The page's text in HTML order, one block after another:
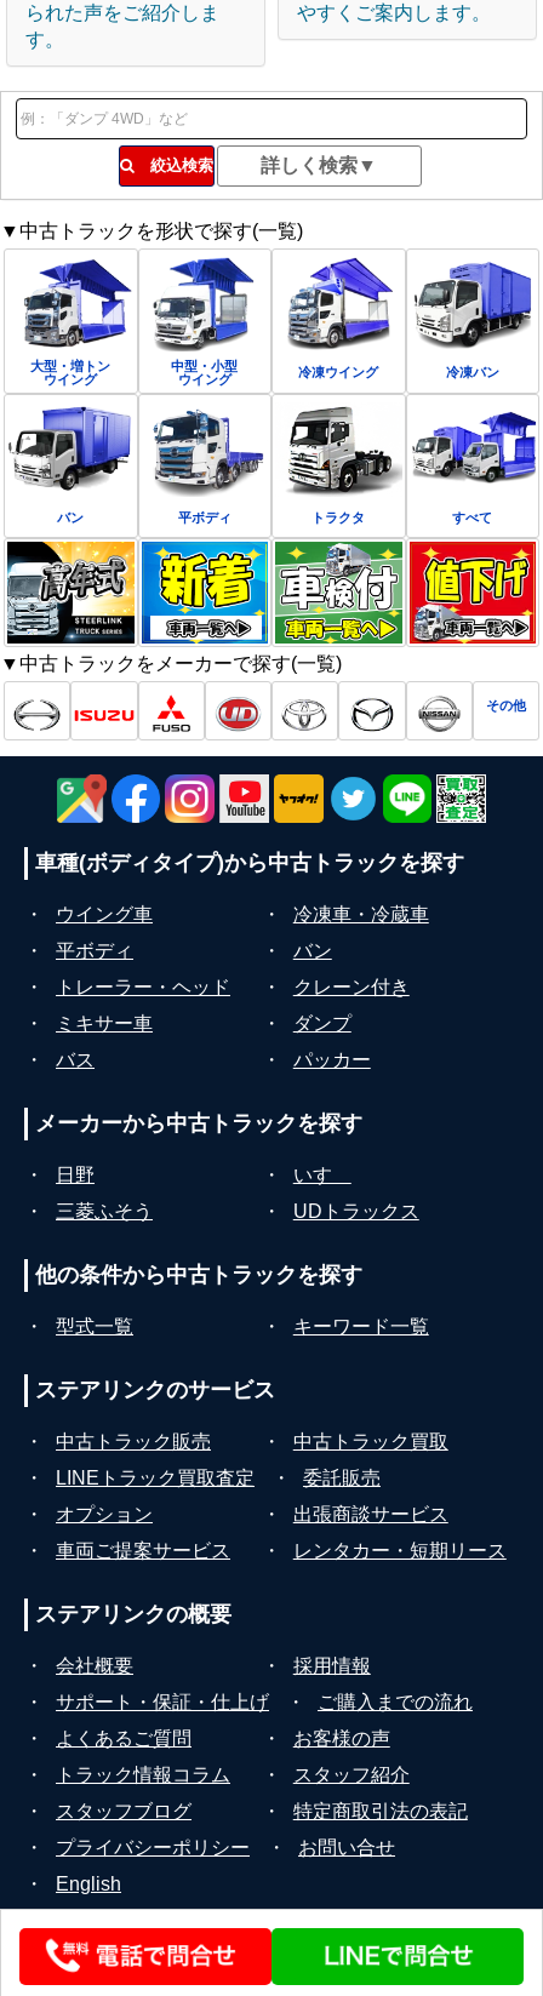
られた声をご紹介しま
す。
やすくご案内します。
絞込検索
▼中古トラックを形状で探す(一覧)
大型・増トン
ウイング
中型・小型
ウイング
冷凍ウイング 冷凍バン
バン 平ボディ トラクタ すべて
▼中古トラックをメーカーで探す(一覧)
その他
車種(ボディタイプ)から中古トラックを探す
・ ウイング車 ・
冷凍車・冷蔵車
・
平ボディ ・
バン
・
トレーラー・ヘッド ・
クレーン付き
・
ミキサー車 ・
ダンプ
・
バス ・ パッカー
メーカーから中古トラックを探す
・ 日野 ・
いすゞ
・
三菱ふそう ・ UDトラックス
他の条件から中古トラックを探す
・ 型式一覧 ・ キーワード一覧
ステアリンクのサービス
・ 中古トラック販売 ・
中古トラック買取
・
LINEトラック買取査定 ・
委託販売
・
オプション ・
出張商談サービス
・
車両ご提案サービス ・ レンタカー・短期リース
ステアリンクの概要
・ 会社概要 ・
採用情報
・
サポート・保証・仕上げ ・
ご購入までの流れ
・
よくあるご質問 ・
お客様の声
・
トラック情報コラム ・
スタッフ紹介
・
スタッフブログ ・
特定商取引法の表記
・
プライバシーポリシー ・
お問い合せ
・
English
© 2026 STEERLINK Co.,Ltd